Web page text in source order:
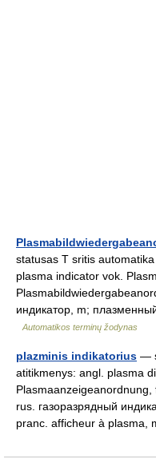
statusas T sritis
plasma indicator vok.
индикатор, m;
Automatikos terminų žodynas
plazminis indikatorius —
atitikmenys: angl. plasma
rus. газоразрядный
pranc. afficheur à